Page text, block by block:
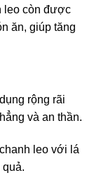
leo còn được
ăn, giúp tăng
rộng rãi
và an thần.
leo với lá
quả.